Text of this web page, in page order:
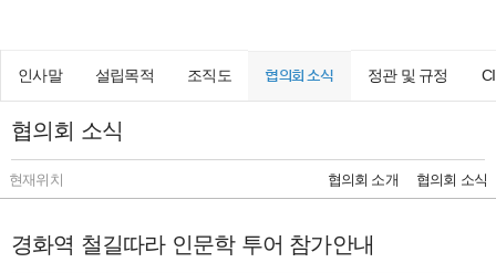
인사말 설립목적 조직도 협의회 소식 정관 및 규정
협의회 소식
현재위치 협의회 소개 협의회 소식
경화역 철길따라 인문학 투어 참가안내